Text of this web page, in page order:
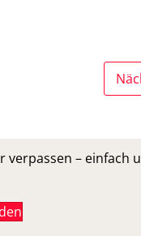
verpassen – einfach